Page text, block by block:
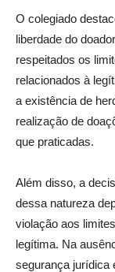
O colegiado
liberdade do
respeitados os
relacionados à
a existência de
realização de
que praticadas.
Além disso, a
dessa natureza
violação aos
legítima. Na
segurança jurídica